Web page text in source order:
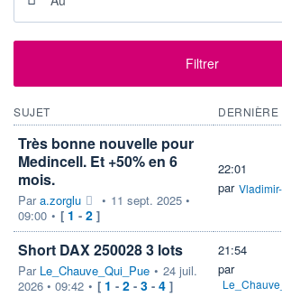
Filtrer
SUJET DERNIÈRE
Très bonne nouvelle pour
Medincell. Et +50% en 6
mois.
Para.zorglu • 11 sept. 2025 •
09:00 • [ 1 - 2 ]
22:01
par
Short DAX 250028 3 lots
Par Le_Chauve_Qui_Pue • 24 juil.
2026 • 09:42 • [ 1 - 2 - 3 - 4 ]
21:54
par